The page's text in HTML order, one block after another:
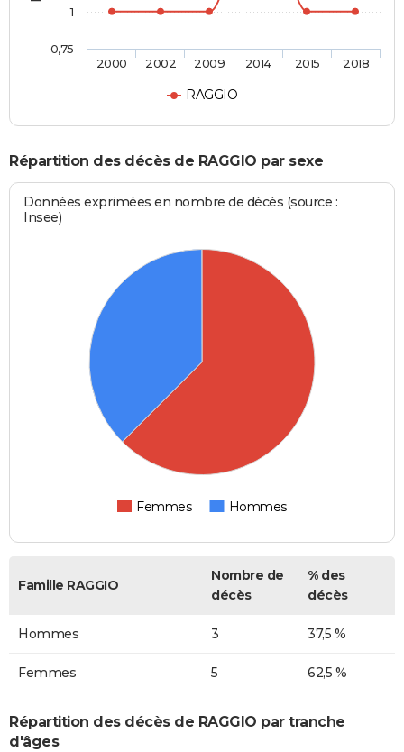
RAGGIO
2000 2002 2009 2014 2015 2018
0,75
1
Répartition des décès de RAGGIO par sexe
Données exprimées en nombre de décès (source :
Insee)
Femmes Hommes
Famille RAGGIO
Nombre de
décès
% des
décès
Hommes 3 37,5 %
Femmes 5 62,5 %
Répartition des décès de RAGGIO par tranche
d'âges